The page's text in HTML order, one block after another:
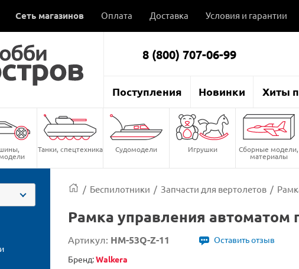
Сеть магазинов Оплата Доставка Условия и гарантии
8 (800) 707-06-99
Поступления Новинки Хиты
Танки, спецтехника Судомодели Игрушки Сборные модели,
материалы
/ Беспилотники / Запчасти для вертолетов /
Рамка управления автоматом
Артикул: HM-53Q-Z-11
Оставить отзыв
Бренд:Walkera